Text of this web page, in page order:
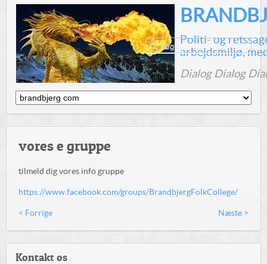
Politi- og
arbejdsmiljø,
Dialog Dialog
vores e gruppe
tilmeld dig vores info gruppe
https://www.facebook.com/groups/BrandbjergFolkCollege/
< Forrige Næste >
Kontakt os